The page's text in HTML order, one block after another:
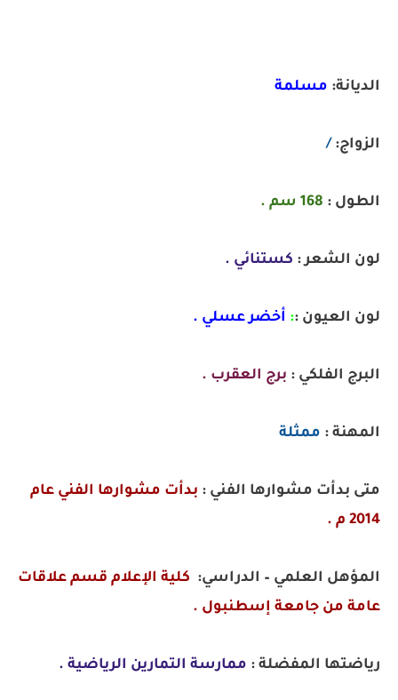
الديانة: مسلمة
الزواج: /
الطول : 168 سم .
لون الشعر : كستنائي .
لون العيون :: أخضر عسلي .
البرج الفلكي : برج العقرب .
المهنة : ممثلة
متى بدأت مشوارها الفني : بدأت مشوارها الفني عام
2014 م .
المؤهل العلمي – الدراسي: كلية الإعلام قسم علاقات
عامة من جامعة إسطنبول .
رياضتها المفضلة : ممارسة التمارين الرياضية .